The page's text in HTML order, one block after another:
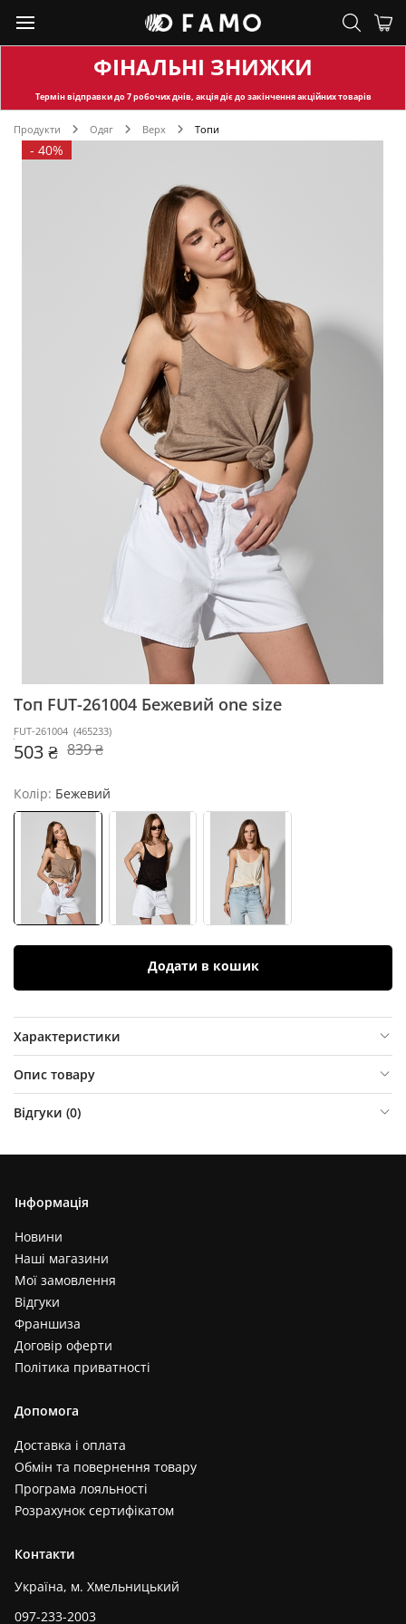
ФІНАЛЬНІ ЗНИЖКИ
Термін відправкидо 7 робочих днів, акція діє до закінчення акційних товарів
Продукти Одяг Верх Топи
- 40%
Топ FUT-261004 Бежевий one size
FUT-261004 (465233)
503 ₴ 839 ₴
Колір: Бежевий
Додати в кошик
Характеристики
Опис товару
Відгуки (0)
Інформація
Новини
Наші магазини
Мої замовлення
Відгуки
Франшиза
Договір оферти
Політика приватності
Допомога
Доставка і оплата
Обмін та повернення товару
Програма лояльності
Розрахунок сертифікатом
Контакти
Україна, м. Хмельницький
097-233-2003